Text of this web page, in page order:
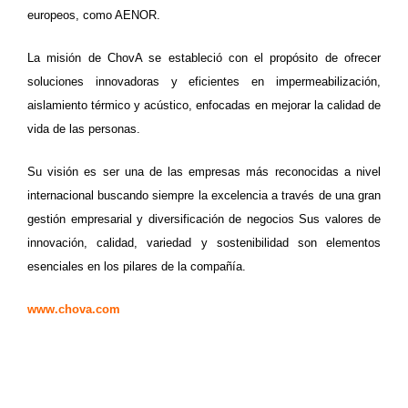
europeos, como AENOR.
La misión de ChovA se estableció con el propósito de ofrecer
soluciones innovadoras y eficientes en impermeabilización,
aislamiento térmico y acústico, enfocadas en mejorar la calidad de
vida de las personas.
Su visión es ser una de las empresas más reconocidas a nivel
internacional buscando siempre la excelencia a través de una gran
gestión empresarial y diversificación de negocios Sus valores de
innovación, calidad, variedad y sostenibilidad son elementos
esenciales en los pilares de la compañía.
www.chova.com